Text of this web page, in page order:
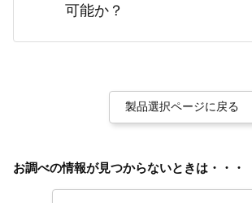
可能か？
製品選択ページに戻る
お調べの情報が見つからないときは・・・